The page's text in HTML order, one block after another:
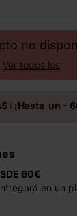
no
Ver todos los
: ¡Hasta un -
60€
en un